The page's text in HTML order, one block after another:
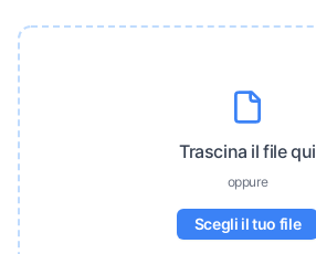
Trascina il file qui
oppure
Scegli il tuo file